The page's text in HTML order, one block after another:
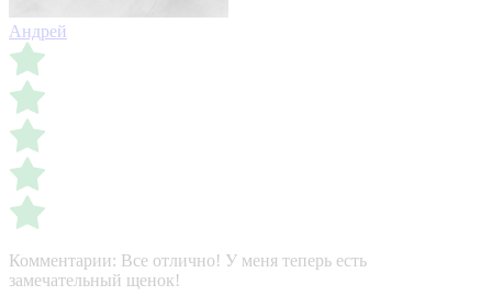
Андрей
Комментарии: Все отлично! У меня теперь есть
замечательный щенок!